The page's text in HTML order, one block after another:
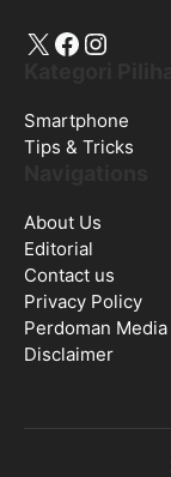
X Facebook
Smartphone
Tips & Tricks
About Us
Editorial
Contact us
Privacy Policy
Perdoman
Disclaimer